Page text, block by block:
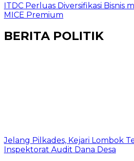
ITDC Perluas Diversifikasi Bisnis
MICE Premium
BERITA POLITIK
Jelang Pilkades, Kejari Lombok
Inspektorat Audit Dana Desa